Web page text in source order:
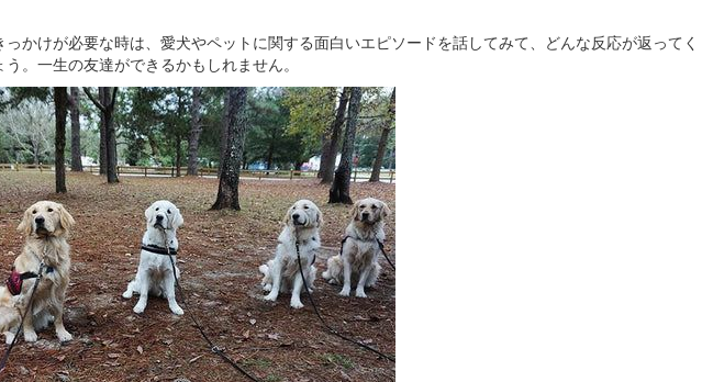
かけが必要な時は、愛犬やペットに関する面白いエピソードを話してみて、どんな反応が返ってく
。一生の友達ができるかもしれません。